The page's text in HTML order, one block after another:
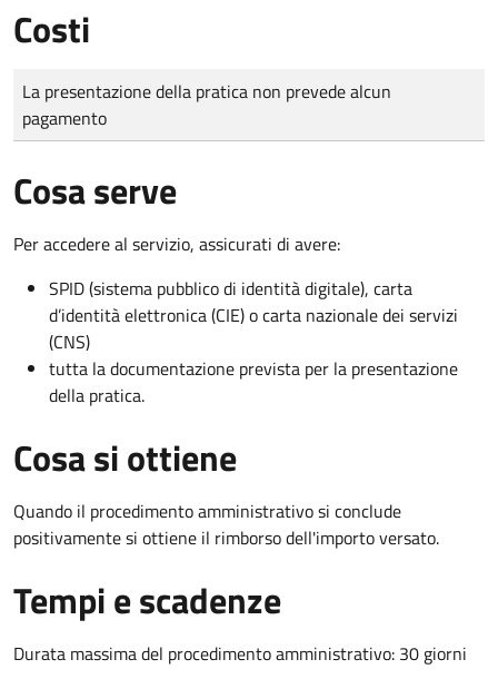
Costi
Tipo di pagamento
Importo
La presentazione della pratica non prevede alcun
pagamento
Cosa serve
Per accedere al servizio, assicurati di avere:
SPID (sistema pubblico di identità digitale), carta
d’identità elettronica (CIE) o carta nazionale dei servizi
(CNS)
tutta la documentazione prevista per la presentazione
della pratica.
Cosa si ottiene
Quando il procedimento amministrativo si conclude
positivamente si ottiene il rimborso dell'importo versato.
Tempi e scadenze
Durata massima del procedimento amministrativo: 30 giorni